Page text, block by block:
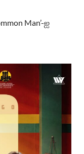
Man’-ஐ